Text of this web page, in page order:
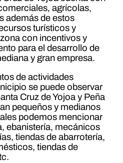
agrícolas,
además de estos
turísticos y
con incentivos y
para el desarrollo de
y gran empresa.
de actividades
se puede observar
Cruz de Yojoa y Peña
pequeños y medianos
podemos mencionar
ebanistería, mecánicos
tiendas de abarrotería,
tiendas de